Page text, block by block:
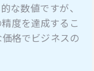
な数値ですが、
度を達成するこ
格でビジネスの